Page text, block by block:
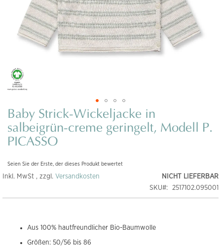
Zum
Anfang
der
Bildgalerie
Baby Strick-Wickeljacke in
salbeigrün-creme geringelt, Modell P.
PICASSO
Seien Sie der Erste, der dieses Produkt bewertet
NICHT LIEFERBAR
SKU
2517102.095001
Inkl. MwSt , zzgl. Versandkosten
Aus 100% hautfreundlicher Bio-Baumwolle
Größen: 50/56 bis 86